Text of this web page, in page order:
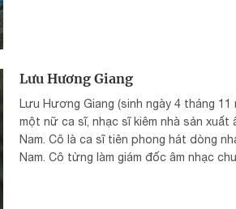
Lưu Hương Giang
Lưu Hương Giang (sinh ngày 4 tháng 11
một nữ ca sĩ, nhạc sĩ kiêm nhà sản xuất
Nam. Cô là ca sĩ tiên phong hát dòng
Nam. Cô từng làm giám đốc âm nhạc